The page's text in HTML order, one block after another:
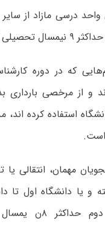
واحد درسی مازاد از
است.
که در دوره
و از مرخصی بارداری
استفاده کرده
مهمان، انتقالی
و یا دانشگاه اول تا
رشته یا دانشگاه